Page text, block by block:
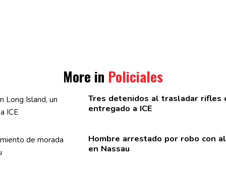
More in Policiales
Tres detenidos al trasladar rifles
entregado a ICE
Hombre arrestado por robo con
en Nassau